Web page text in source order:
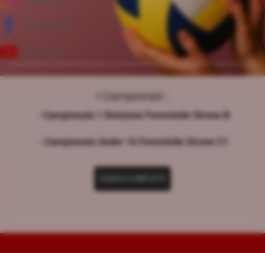
I Campionati :
- Campionato 1 Divisione Femminile Girone B
- Campionato Under 16 Femminile Girone C1